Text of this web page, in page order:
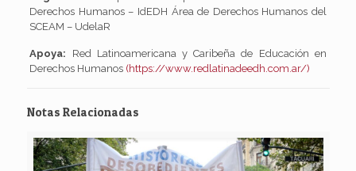
Derechos Humanos – IdEDH Área de Derechos Humanos del
SCEAM – UdelaR
Apoya: Red Latinoamericana y Caribeña de Educación en
Derechos Humanos (https://www.redlatinadeedh.com.ar/)
Notas Relacionadas